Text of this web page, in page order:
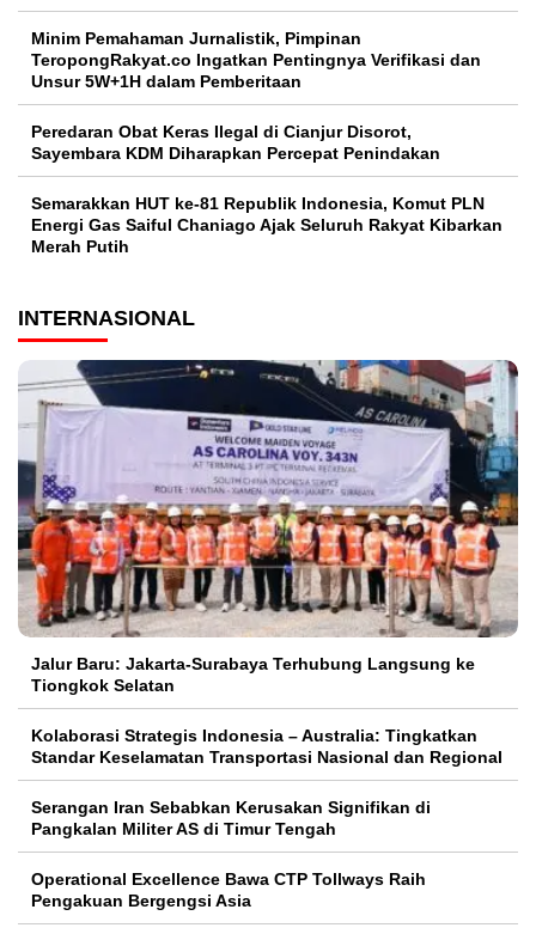
Minim Pemahaman Jurnalistik, Pimpinan
TeropongRakyat.co Ingatkan Pentingnya Verifikasi dan
Unsur 5W+1H dalam Pemberitaan
Peredaran Obat Keras Ilegal di Cianjur Disorot,
Sayembara KDM Diharapkan Percepat Penindakan
Semarakkan HUT ke-81 Republik Indonesia, Komut PLN
Energi Gas Saiful Chaniago Ajak Seluruh Rakyat Kibarkan
Merah Putih
INTERNASIONAL
Jalur Baru: Jakarta-Surabaya Terhubung Langsung ke
Tiongkok Selatan
Kolaborasi Strategis Indonesia – Australia: Tingkatkan
Standar Keselamatan Transportasi Nasional dan Regional
Serangan Iran Sebabkan Kerusakan Signifikan di
Pangkalan Militer AS di Timur Tengah
Operational Excellence Bawa CTP Tollways Raih
Pengakuan Bergengsi Asia